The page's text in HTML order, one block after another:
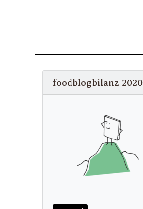
foodblogbilanz 2020